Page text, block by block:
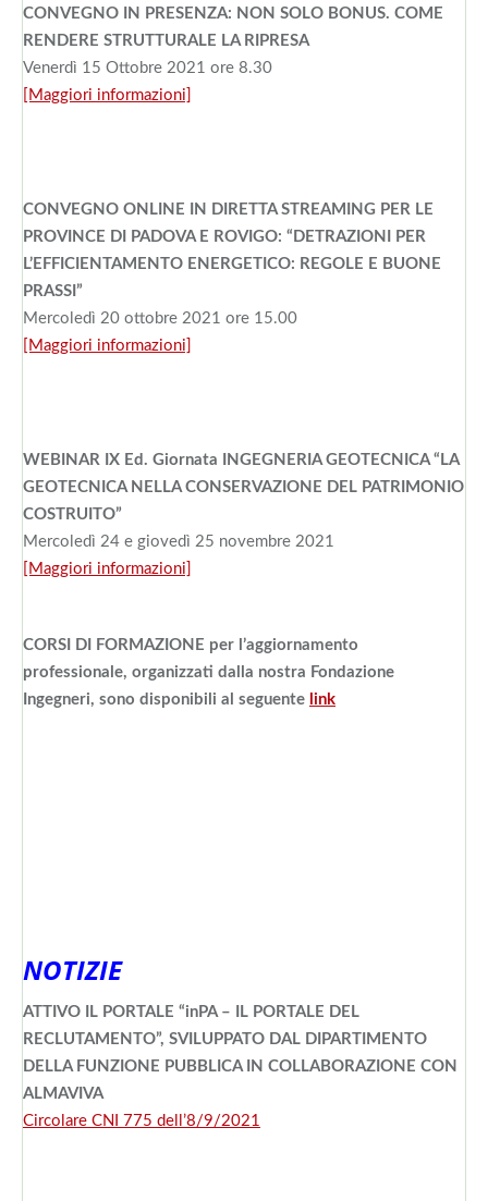
CONVEGNO IN PRESENZA: NON SOLO BONUS. COME
RENDERE STRUTTURALE LA RIPRESA
Venerdì 15 Ottobre 2021 ore 8.30
[Maggiori informazioni]
CONVEGNO ONLINE IN DIRETTA STREAMING PER LE
PROVINCE DI PADOVA E ROVIGO: “DETRAZIONI PER
L’EFFICIENTAMENTO ENERGETICO: REGOLE E BUONE
PRASSI”
Mercoledì 20 ottobre 2021 ore 15.00
[Maggiori informazioni]
WEBINAR IX Ed. Giornata INGEGNERIA GEOTECNICA “LA
GEOTECNICA NELLA CONSERVAZIONE DEL PATRIMONIO
COSTRUITO”
Mercoledì 24 e giovedì 25 novembre 2021
[Maggiori informazioni]
CORSI DI FORMAZIONE per l’aggiornamento
professionale, organizzati dalla nostra Fondazione
Ingegneri, sono disponibili al seguente link
NOTIZIE
ATTIVO IL PORTALE “inPA – IL PORTALE DEL
RECLUTAMENTO”, SVILUPPATO DAL DIPARTIMENTO
DELLA FUNZIONE PUBBLICA IN COLLABORAZIONE CON
ALMAVIVA
Circolare CNI 775 dell’8/9/2021